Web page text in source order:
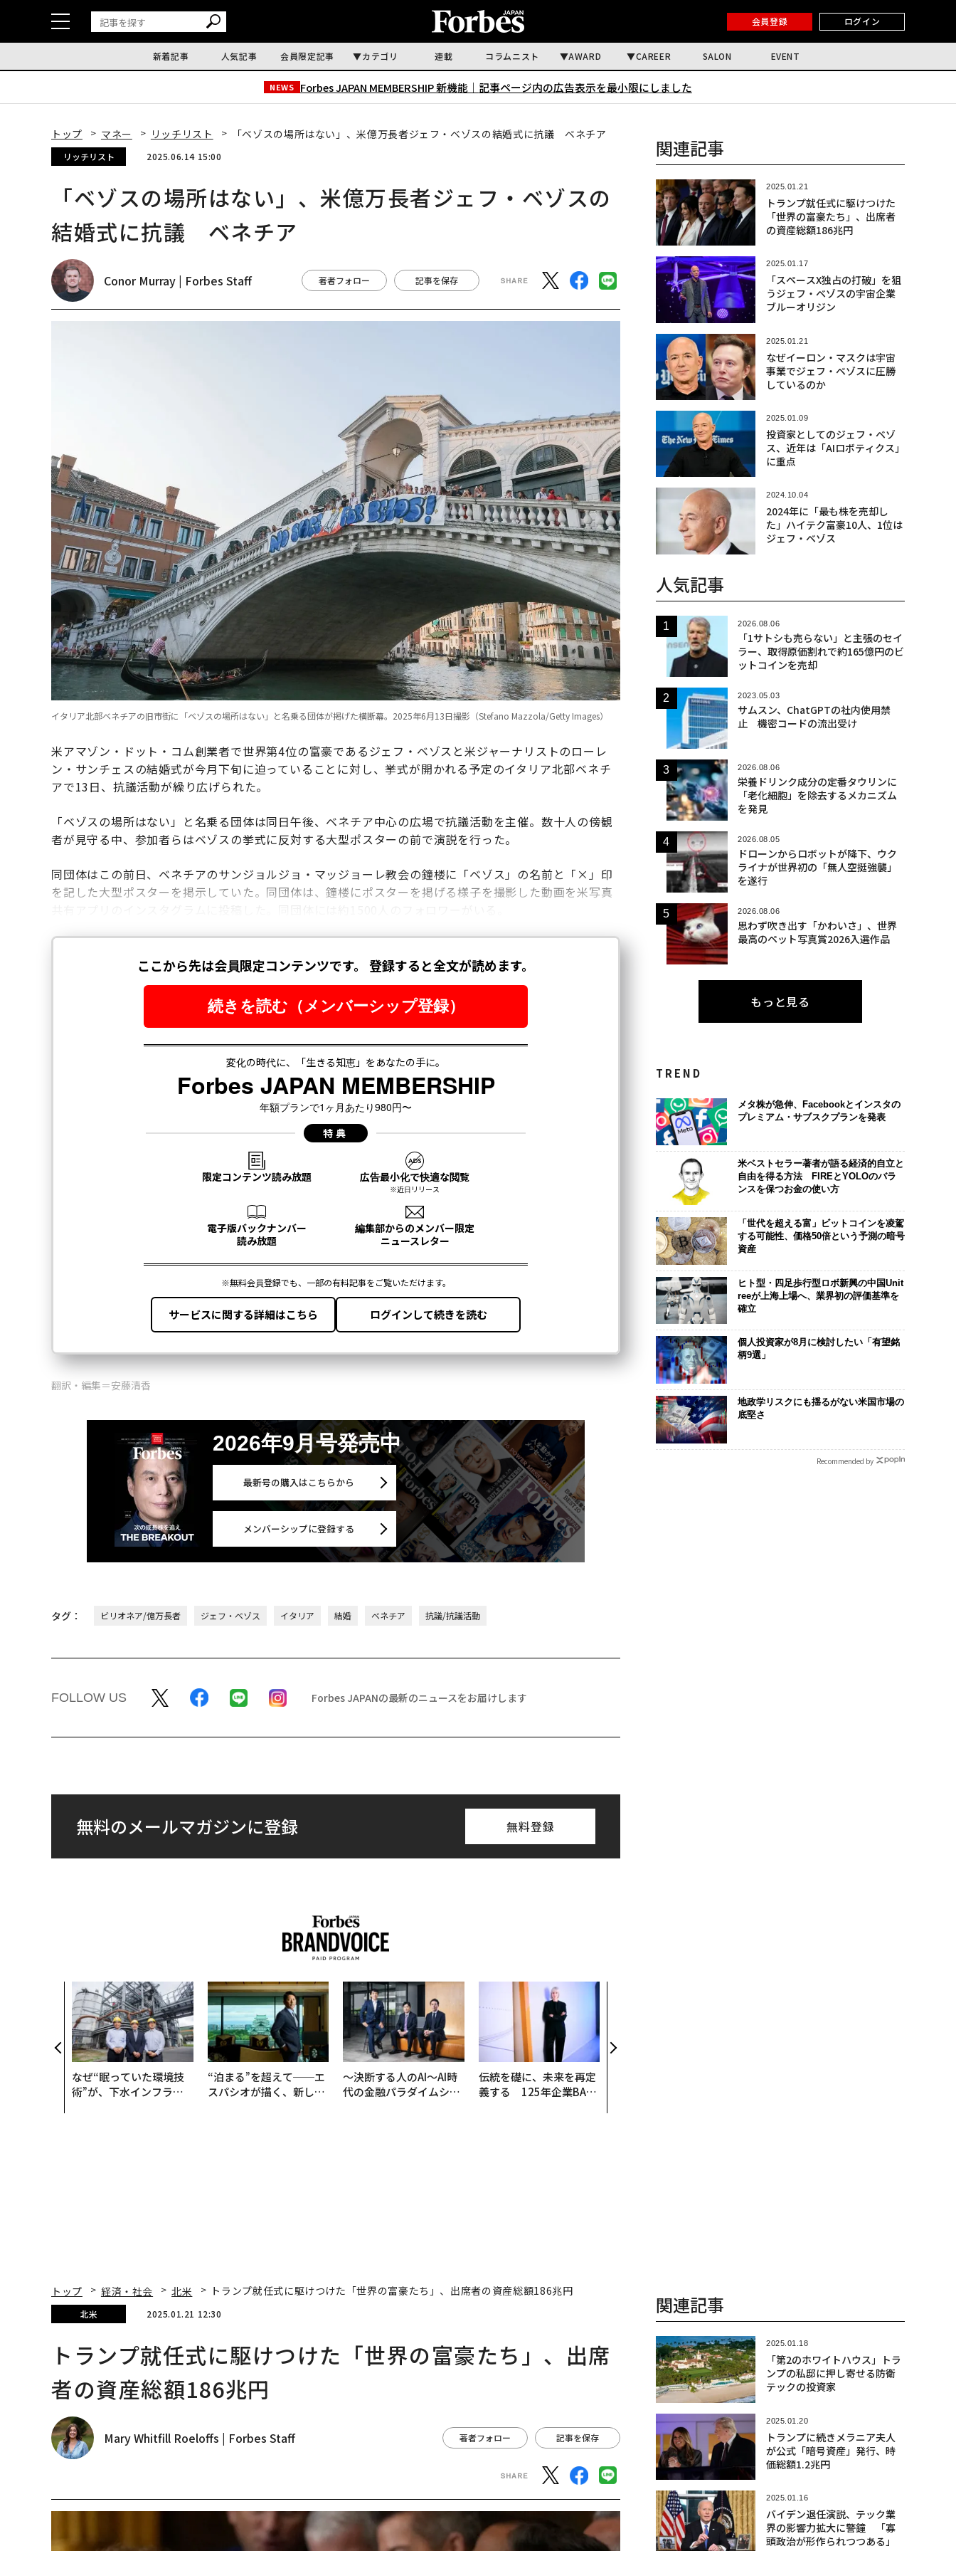
会員登録 ログイン
新着記事 人気記事 会員限定記事 カテゴリ 連載 コラムニスト AWARD CAREER SALON EVENT
NEWS Forbes JAPAN MEMBERSHIP 新機能｜ 記事ページ内の広告表示を最小限にしました
トップ マネー リッチリスト 「ベゾスの場所はない」、米億万長者ジェフ・ベゾスの結婚式に抗議 ベネチア
リッチリスト 2025.06.14 15:00
「ベゾスの場所はない」、米億万長者ジェフ・ベゾスの
結婚式に抗議 ベネチア
Conor Murray | Forbes Staff 著者フォロー 記事を保存
イタリア北部ベネチアの旧市街に「ベゾスの場所はない」と名乗る団体が掲げた横断幕。2025年6月13日撮影（Stefano Mazzola/Getty Images）
米アマゾン・ドット・コム創業者で世界第4位の富豪であるジェフ・ベゾスと米ジャーナリストのローレ
ン・サンチェスの結婚式が今月下旬に迫っていることに対し、挙式が開かれる予定のイタリア北部ベネチ
アで13日、抗議活動が繰り広げられた。
「ベゾスの場所はない」と名乗る団体は同日午後、ベネチア中心の広場で抗議活動を主催。数十人の傍観
者が見守る中、参加者らはベゾスの挙式に反対する大型ポスターの前で演説を行った。
同団体はこの前日、ベネチアのサンジョルジョ・マッジョーレ教会の鐘楼に「ベゾス」の名前と「×」印
を記した大型ポスターを掲示していた。同団体は、鐘楼にポスターを掲げる様子を撮影した動画を米写真
翻訳・編集＝安藤清香
2026年9月号発売中
最新号の購入はこちらから
メンバーシップに登録する
タグ： ビリオネア/億万長者 ジェフ・ベゾス イタリア 結婚 ベネチア 抗議/抗議活動
FOLLOW US Forbes JAPANの最新のニュースをお届けします
無料のメールマガジンに登録 無料登録
なぜ“眠っていた環境技
術”が、下水インフラを
“泊まる”を超えて──エ
スパシオが描く、新しい
〜決断する人のAI〜AI時
代の金融パラダイムシフ
伝統を礎に、未来を再定
義する 125年企業BAT
関連記事
2025.01.21
トランプ就任式に駆けつけた
「世界の富豪たち」、出席者
の資産総額186兆円
2025.01.17
「スペースX独占の打破」を狙
うジェフ・ベゾスの宇宙企業
ブルーオリジン
2025.01.21
なぜイーロン・マスクは宇宙
事業でジェフ・ベゾスに圧勝
しているのか
2025.01.09
投資家としてのジェフ・ベゾ
ス、近年は「AIロボティクス」
に重点
2024.10.04
2024年に「最も株を売却し
た」ハイテク富豪10人、1位は
ジェフ・ベゾス
人気記事
2026.08.06
「1サトシも売らない」と主張のセイ
ラー、取得原価割れで約165億円のビ
ットコインを売却
2023.05.03
サムスン、ChatGPTの社内使用禁
止 機密コードの流出受け
2026.08.06
栄養ドリンク成分の定番タウリンに
「老化細胞」を除去するメカニズム
を発見
2026.08.05
ドローンからロボットが降下、ウク
ライナが世界初の「無人空挺強襲」
を遂行
2026.08.06
思わず吹き出す「かわいさ」、世界
最高のペット写真賞2026入選作品
もっと見る
TREND
メタ株が急伸、Facebookとインスタの
プレミアム・サブスクプランを発表
米ベストセラー著者が語る経済的自立と
自由を得る方法 FIREとYOLOのバラ
ンスを保つお金の使い方
「世代を超える富」ビットコインを凌駕
する可能性、価格50倍という予測の暗号
資産
ヒト型・四足歩行型ロボ新興の中国Unit
reeが上海上場へ、業界初の評価基準を
確立
個人投資家が8月に検討したい「有望銘
柄9選」
地政学リスクにも揺るがない米国市場の
底堅さ
Recommended by
トップ 経済・社会 北米 トランプ就任式に駆けつけた「世界の富豪たち」、出席者の資産総額186兆円
北米 2025.01.21 12:30
トランプ就任式に駆けつけた「世界の富豪たち」、出席
者の資産総額186兆円
Mary Whitfill Roeloffs | Forbes Staff 著者フォロー 記事を保存
関連記事
2025.01.18
「第2のホワイトハウス」トラ
ンプの私邸に押し寄せる防衛
テックの投資家
2025.01.20
トランプに続きメラニア夫人
が公式「暗号資産」発行、時
価総額1.2兆円
2025.01.16
バイデン退任演説、テック業
界の影響力拡大に警鐘 「寡
頭政治が形作られつつある」